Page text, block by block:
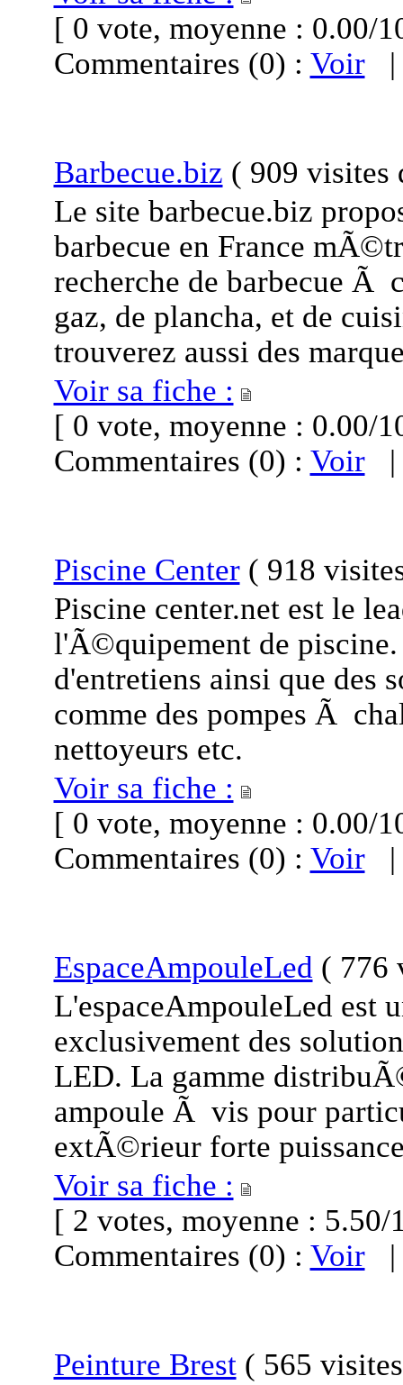
[ 0 vote, moyenne :
Commentaires (0) : Voir
Barbecue.biz ( 909 visites
Le site barbecue.biz
barbecue en France
recherche de barbecue Ã
gaz, de plancha, et de
trouverez aussi des
Voir sa fiche :
[ 0 vote, moyenne :
Commentaires (0) : Voir
Piscine Center( 918
Piscine center.net est le
l'Ã©quipement de
d'entretiens ainsi que des
comme des pompes Ã
nettoyeurs etc.
Voir sa fiche :
[ 0 vote, moyenne :
Commentaires (0) : Voir
EspaceAmpouleLed ( 776
L'espaceAmpouleLed est
exclusivement des
LED. La gamme
ampoule Ã vis pour
extÃ©rieur forte
Voir sa fiche :
[ 2 votes, moyenne :
Commentaires (0) : Voir
Peinture Brest( 565